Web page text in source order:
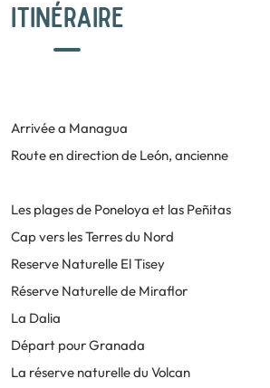
ITINÉRAIRE
Arrivée a Managua
Route en direction de León, ancienne
Les plages de Poneloya et las Peñitas
Cap vers les Terres du Nord
Reserve Naturelle El Tisey
Réserve Naturelle de Miraflor
La Dalia
Départ pour Granada
La réserve naturelle du Volcan